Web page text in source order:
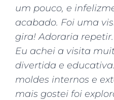
um pouco, e
acabado. Foi uma
gira! Adoraria
Eu achei a visita
divertida e
moldes internos e
mais gostei foi